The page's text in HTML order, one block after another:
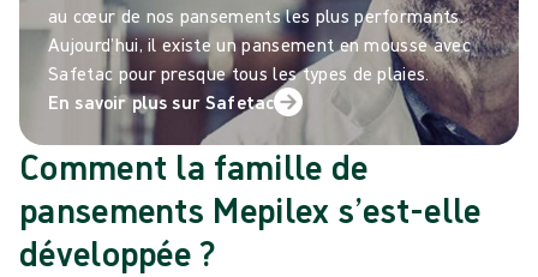
au cœur de nos pansements les plus performants.
Aujourd’hui, il existe un pansement en mousse avec
Safetac pour presque tous les types de plaies.
En savoir plus sur Safetac
Comment la famille de
pansements Mepilex s’est-elle
développée ?